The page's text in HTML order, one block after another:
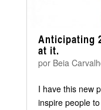
Anticipating
at it.
por Beia
I have this new
inspire people